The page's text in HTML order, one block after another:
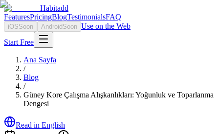
Habitadd
FeaturesPricingBlogTestimonialsFAQ
iOSSoon Android Soon Use on the Web
Start Free
Ana Sayfa
/
Blog
/
Güney Kore Çalışma Alışkanlıkları: Yoğunluk ve Toparlanma
Dengesi
Read in English